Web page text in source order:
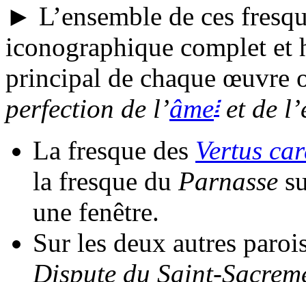
► L’ensemble de ces
iconographique complet et
principal de chaque œuvre
perfection de l’âme፧et de
La fresque des Vertus
la fresque du Parnasse
une fenêtre.
Sur les deux autres
Dispute du Saint-